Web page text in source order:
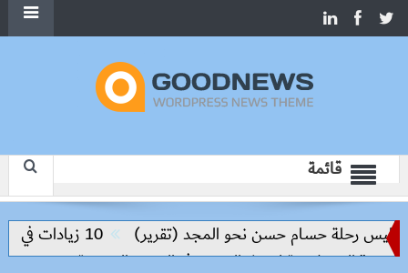
قائمة
رحلة حسام حسن نحو المجد (تقرير)
10 زيادات في 10 سنوات.. هل حان الوقت لرفع دعم البنزين نهائيا؟